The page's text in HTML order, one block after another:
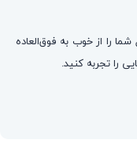
را از خوب به فوق‌العاده
را تجربه کنید.